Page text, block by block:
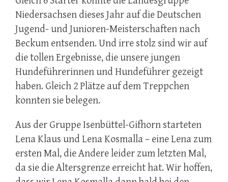
Niedersachsen dieses Jahr auf die Deutschen
Jugend- und Junioren-Meisterschaften nach
Beckum entsenden. Und irre stolz sind wir auf
die tollen Ergebnisse, die unsere jungen
Hundeführerinnen und Hundeführer gezeigt
haben. Gleich 2 Plätze auf dem Treppchen
konnten sie belegen.
Aus der Gruppe Isenbüttel-Gifhorn starteten
Lena Klaus und Lena Kosmalla – eine Lena zum
ersten Mal, die Andere leider zum letzten Mal,
da sie die Altersgrenze erreicht hat. Wir hoffen,